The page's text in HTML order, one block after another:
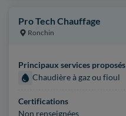
Pro Tech Chauffage
Ronchin
Principaux services proposés
Chaudière à gaz ou fioul
Certifications
Non renseignées